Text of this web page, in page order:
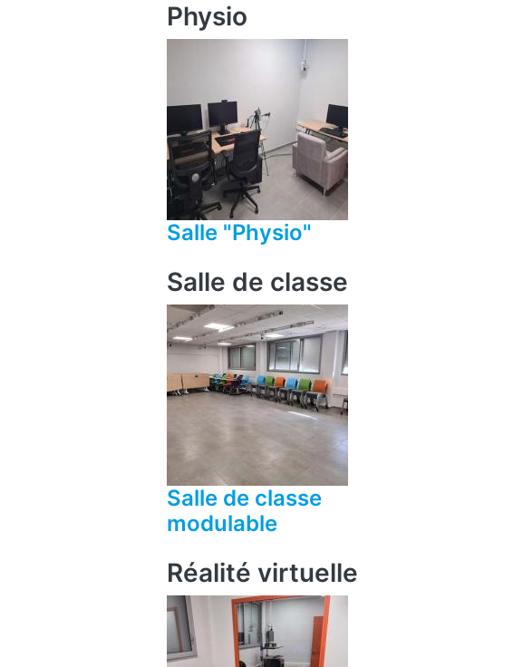
Physio
Salle "Physio"
Salle de classe
Salle de classe
modulable
Réalité virtuelle